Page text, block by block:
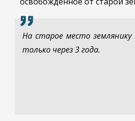
На старое место
только через 3 года.